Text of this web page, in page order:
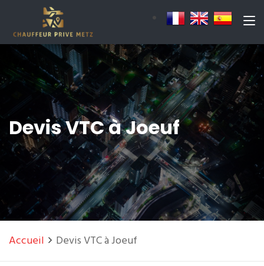
Devis VTC à Joeuf
Accueil Devis VTC à Joeuf